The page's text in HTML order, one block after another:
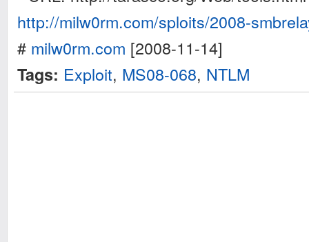
http://milw0rm.com/sploits/2008-
# milw0rm.com [2008-11-14]
Tags: Exploit, MS08-068, NTLM